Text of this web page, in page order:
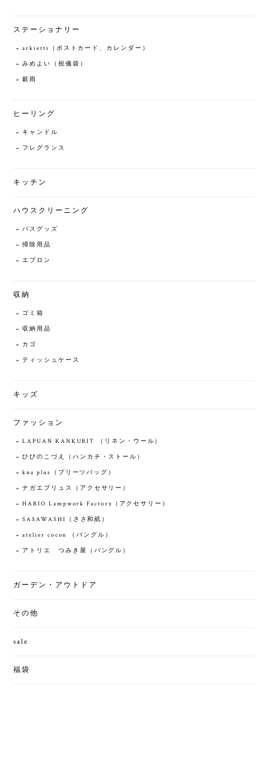
ステーショナリー
arkietti（ポストカード、カレンダー）
みめよい（祝儀袋）
穀雨
ヒーリング
キャンドル
フレグランス
キッチン
ハウスクリーニング
バスグッズ
掃除用品
エプロン
収納
ゴミ箱
収納用品
カゴ
ティッシュケース
キッズ
ファッション
LAPUAN KANKURIT （リネン・ウール）
ひびのこづえ（ハンカチ・ストール）
kna plus（プリーツバッグ）
ナガエプリュス（アクセサリー）
HARIO Lampwork Factory（アクセサリー）
SASAWASHI（ささ和紙）
atelier cocon （バングル）
アトリエ つみき屋（バングル）
ガーデン・アウトドア
その他
sale
福袋